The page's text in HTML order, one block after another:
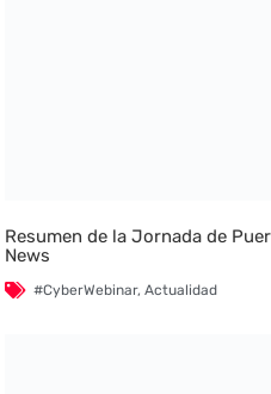
Resumen de la Jornada de
News
#CyberWebinar,Actualidad